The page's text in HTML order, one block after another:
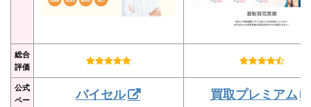
総合
評価
公式
ペー
バイセル 買取プレミアム